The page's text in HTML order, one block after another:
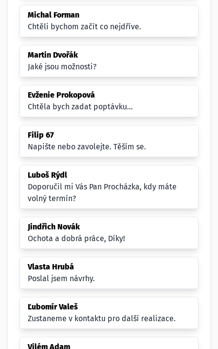
Michal Forman
Chtěli bychom začít co nejdříve.
Martin Dvořák
Jaké jsou možnosti?
Evženie Prokopová
Chtěla bych zadat poptávku...
Filip 67
Napište nebo zavolejte. Těším se.
Luboš Rýdl
Doporučil mi Vás Pan Procházka, kdy máte
volný termín?
Jindřich Novák
Ochota a dobrá práce, Díky!
Vlasta Hrubá
Poslal jsem návrhy.
Ľubomír Valeš
Zustaneme v kontaktu pro další realizace.
Vilém Adam